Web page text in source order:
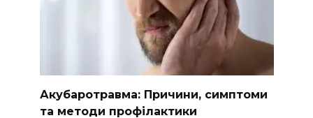
Акубаротравма: Причини, симптоми
та методи профілактики